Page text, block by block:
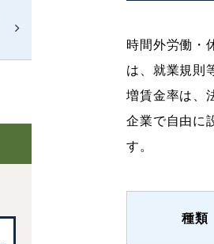
時間外労働・
は、就業規則
増賃金率は、
企業で自由に
す。
種類